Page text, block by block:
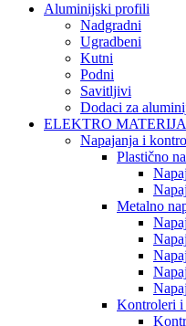
Aluminijski profili
Nadgradni
Ugradbeni
Kutni
Podni
Savitljivi
Dodaci za
ELEKTRO
Napajanja i
Plastično
Metalno
Kontroleri i